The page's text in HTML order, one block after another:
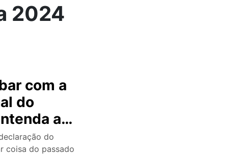
2024
com a
do
a
do
coisa do passado